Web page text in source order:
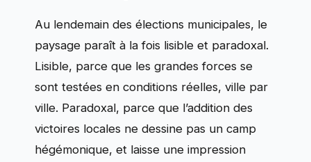
Au lendemain des élections municipales, le
paysage paraît à la fois lisible et paradoxal.
Lisible, parce que les grandes forces se
sont testées en conditions réelles, ville par
ville. Paradoxal, parce que l’addition des
victoires locales ne dessine pas un camp
hégémonique, et laisse une impression